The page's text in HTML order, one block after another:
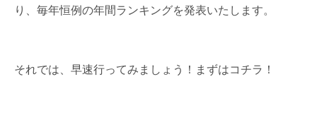
り、毎年恒例の年間ランキングを発表いたします。
それでは、早速行ってみましょう！まずはコチラ！